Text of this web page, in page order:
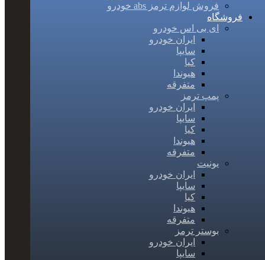
فروش لوازم ترمز abs خودرو
فروشگاه
ای بی اس خودرو
ایران خودرو
سایپا
کیا
هیوندا
متفرقه
پمپ ترمز
ایران خودرو
سایپا
کیا
هیوندا
متفرقه
یونیت
ایران خودرو
سایپا
کیا
هیوندا
متفرقه
بوستر ترمز
ایران خودرو
سایپا